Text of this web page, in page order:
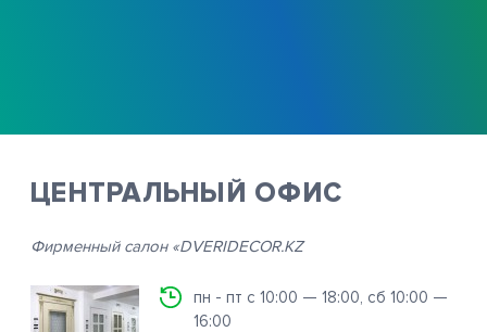
ЦЕНТРАЛЬНЫЙ ОФИС
Фирменный салон «DVERIDECOR.KZ
пн - пт с 10:00 — 18:00, сб 10:00 —
16:00